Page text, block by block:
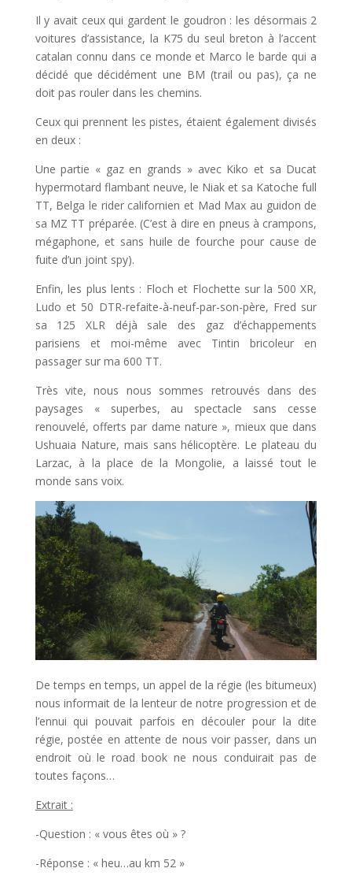
Il y avait ceux qui gardent le goudron : les désormais 2
voitures d’assistance, la K75 du seul breton à l’accent
catalan connu dans ce monde et Marco le barde qui a
décidé que décidément une BM (trail ou pas), ça ne
doit pas rouler dans les chemins.
Ceux qui prennent les pistes, étaient également divisés
en deux :
Une partie « gaz en grands » avec Kiko et sa Ducat
hypermotard flambant neuve, le Niak et sa Katoche full
TT, Belga le rider californien et Mad Max au guidon de
sa MZ TT préparée. (C’est à dire en pneus à crampons,
mégaphone, et sans huile de fourche pour cause de
fuite d’un joint spy).
Enfin, les plus lents : Floch et Flochette sur la 500 XR,
Ludo et 50 DTR-refaite-à-neuf-par-son-père, Fred sur
sa 125 XLR déjà sale des gaz d’échappements
parisiens et moi-même avec Tintin bricoleur en
passager sur ma 600 TT.
Très vite, nous nous sommes retrouvés dans des
paysages « superbes, au spectacle sans cesse
renouvelé, offerts par dame nature », mieux que dans
Ushuaia Nature, mais sans hélicoptère. Le plateau du
Larzac, à la place de la Mongolie, a laissé tout le
monde sans voix.
De temps en temps, un appel de la régie (les bitumeux)
nous informait de la lenteur de notre progression et de
l’ennui qui pouvait parfois en découler pour la dite
régie, postée en attente de nous voir passer, dans un
endroit où le road book ne nous conduirait pas de
toutes façons…
Extrait :
-Question : « vous êtes où » ?
-Réponse : « heu…au km 52 »